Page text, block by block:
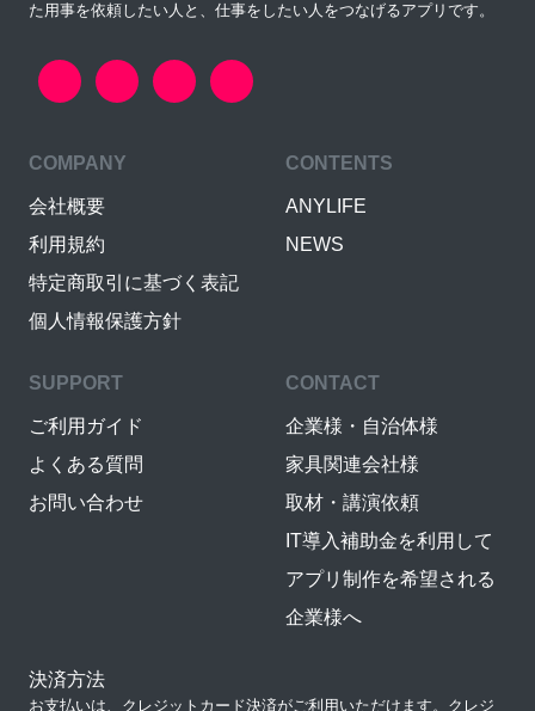
た用事を依頼したい人と、仕事をしたい人をつなげるアプリです。
COMPANY
会社概要
利用規約
特定商取引に基づく表記
個人情報保護方針
CONTENTS
ANYLIFE
NEWS
SUPPORT
ご利用ガイド
よくある質問
お問い合わせ
CONTACT
企業様・自治体様
家具関連会社様
取材・講演依頼
IT導入補助金を利用して
アプリ制作を希望される
企業様へ
決済方法
お支払いは、クレジットカード決済がご利用いただけます。クレジ